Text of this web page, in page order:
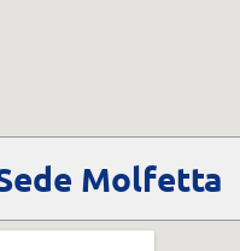
Molfetta